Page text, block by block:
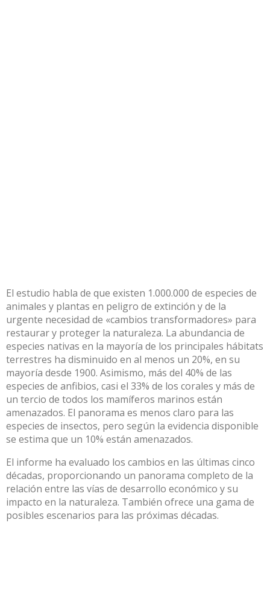
El estudio habla de que existen 1.000.000 de especies de
animales y plantas en peligro de extinción y de la
urgente necesidad de «cambios transformadores» para
restaurar y proteger la naturaleza. La abundancia de
especies nativas en la mayoría de los principales hábitats
terrestres ha disminuido en al menos un 20%, en su
mayoría desde 1900. Asimismo, más del 40% de las
especies de anfibios, casi el 33% de los corales y más de
un tercio de todos los mamíferos marinos están
amenazados. El panorama es menos claro para las
especies de insectos, pero según la evidencia disponible
se estima que un 10% están amenazados.
El informe ha evaluado los cambios en las últimas cinco
décadas, proporcionando un panorama completo de la
relación entre las vías de desarrollo económico y su
impacto en la naturaleza. También ofrece una gama de
posibles escenarios para las próximas décadas.